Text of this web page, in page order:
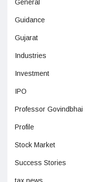
General
Guidance
Gujarat
Industries
Investment
IPO
Professor Govindbhai
Profile
Stock Market
Success Stories